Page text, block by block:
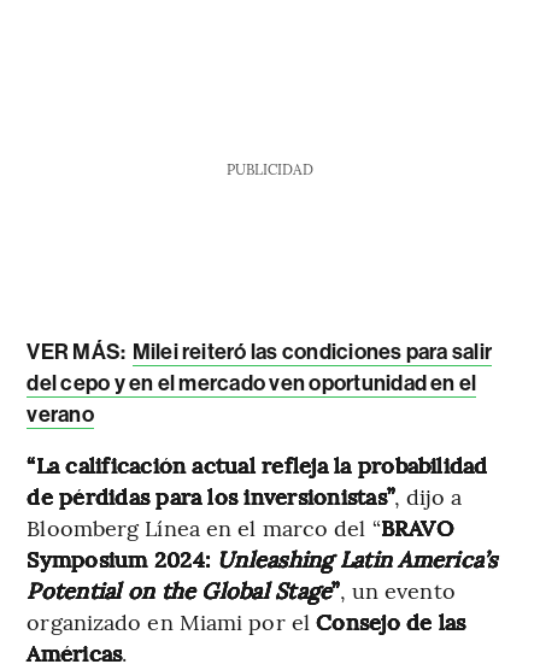
PUBLICIDAD
VER MÁS: Milei reiteró las condiciones para salir
del cepo y en el mercado ven oportunidad en el
verano
“La calificación actual refleja la probabilidad
de pérdidas para los inversionistas”, dijo a
Bloomberg Línea en el marco del “BRAVO
Symposium 2024: Unleashing Latin America’s
Potential on the Global Stage”, un evento
organizado en Miami por elConsejo de las
Américas.